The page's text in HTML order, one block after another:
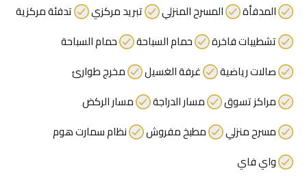
المدفأة
المسرح المنزلي تبريد مركزي
تدفئة مركزية
تشطيبات فاخرة
حمام السباحة
حمام السباحة
صالات رياضية
غرفة الغسيل
مخرج طوارئ
مراكز تسوق
مسار الدراجة
مسار الركض
مسرح منزلي
مطبخ مفروش
نظام سمارت هوم
واي فاي